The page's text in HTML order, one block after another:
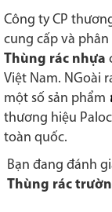
Công ty CP
cung cấp và
Thùng rác nhựa
Việt Nam. NGoài
một số sản phẩm
thương hiệu
toàn quốc.
Bạn đang đánh
Thùng rác